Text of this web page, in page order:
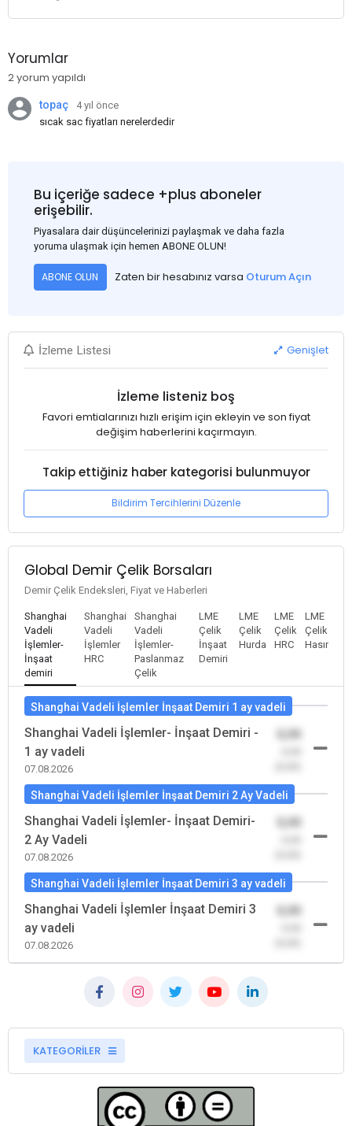
Yorumlar
2 yorum yapıldı
topaç
4 yıl önce
sıcak sac fiyatları nerelerdedir
Bu içeriğe sadece +plus aboneler
erişebilir.
Piyasalara dair düşüncelerinizi paylaşmak ve daha fazla
yoruma ulaşmak için hemen ABONE OLUN!
ABONE OLUN Zaten bir hesabınız varsa Oturum Açın
İzleme Listesi Genişlet
İzleme listeniz boş
Favori emtialarınızı hızlı erişim için ekleyin ve son fiyat
değişim haberlerini kaçırmayın.
Takip ettiğiniz haber kategorisi bulunmuyor
Bildirim Tercihlerini Düzenle
Global Demir Çelik Borsaları
Demir Çelik Endeksleri, Fiyat ve Haberleri
Shanghai
Vadeli
İşlemler-
İnşaat
demiri
Shanghai
Vadeli
İşlemler
HRC
Shanghai
Vadeli
İşlemler-
Paslanmaz
Çelik
LME
Çelik
İnşaat
Demiri
LME
Çelik
Hurda
LME
Çelik
HRC
LME
Çelik
Hasır
Shanghai Vadeli İşlemler İnşaat Demiri 1 ay vadeli
Shanghai Vadeli İşlemler- İnşaat Demiri -
1 ay vadeli
07.08.2026
Shanghai Vadeli İşlemler İnşaat Demiri 2 Ay Vadeli
Shanghai Vadeli İşlemler- İnşaat Demiri-
2 Ay Vadeli
07.08.2026
Shanghai Vadeli İşlemler İnşaat Demiri 3 ay vadeli
Shanghai Vadeli İşlemler İnşaat Demiri 3
ay vadeli
07.08.2026
KATEGORİLER